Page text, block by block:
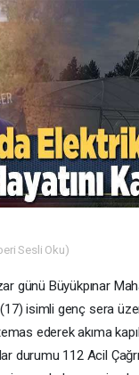
Sesli Oku)
günü Büyükpınar
isimli genç sera
ederek akıma
durumu 112 Acil